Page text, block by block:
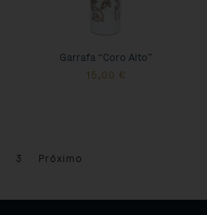
Garrafa “Coro Alto”
15,00 €
3 Próximo